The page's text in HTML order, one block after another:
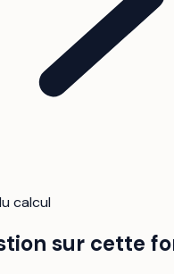
calcul
sur cette